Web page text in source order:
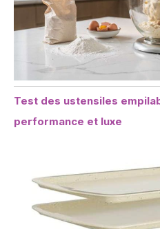
Test des ustensiles
performance et luxe